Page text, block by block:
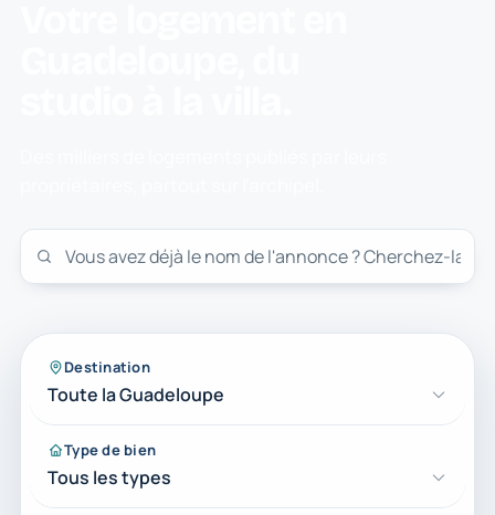
Destination
Toute la Guadeloupe
Type de bien
Tous les types